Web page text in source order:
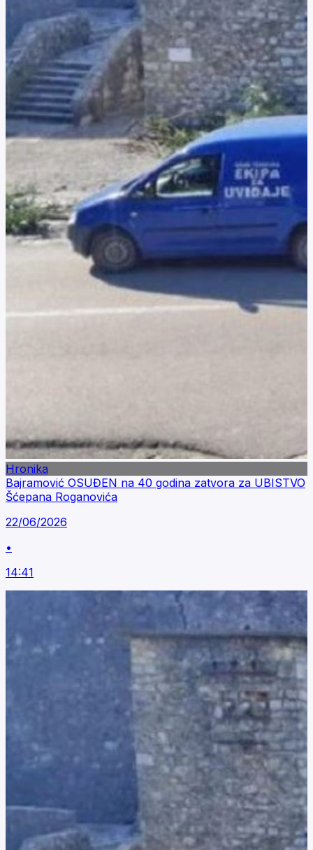
Hronika
Bajramović OSUĐEN na 40 godina zatvora za UBISTVO
Šćepana Roganovića
22/06/2026
•
14:41